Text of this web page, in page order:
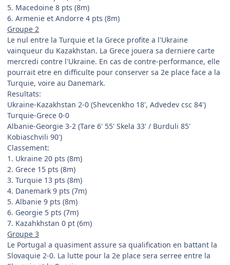
5. Macedoine 8 pts (8m)
6. Armenie et Andorre 4 pts (8m)
Groupe 2
Le nul entre la Turquie et la Grece profite a l'Ukraine
vainqueur du Kazakhstan. La Grece jouera sa derniere carte
mercredi contre l'Ukraine. En cas de contre-performance, elle
pourrait etre en difficulte pour conserver sa 2e place face a la
Turquie, voire au Danemark.
Resultats:
Ukraine-Kazakhstan 2-0 (Shevcenkho 18', Advedev csc 84')
Turquie-Grece 0-0
Albanie-Georgie 3-2 (Tare 6' 55' Skela 33' / Burduli 85'
Kobiaschvili 90')
Classement:
1. Ukraine 20 pts (8m)
2. Grece 15 pts (8m)
3. Turquie 13 pts (8m)
4. Danemark 9 pts (7m)
5. Albanie 9 pts (8m)
6. Georgie 5 pts (7m)
7. Kazahkhstan 0 pt (6m)
Groupe 3
Le Portugal a quasiment assure sa qualification en battant la
Slovaquie 2-0. La lutte pour la 2e place sera serree entre la